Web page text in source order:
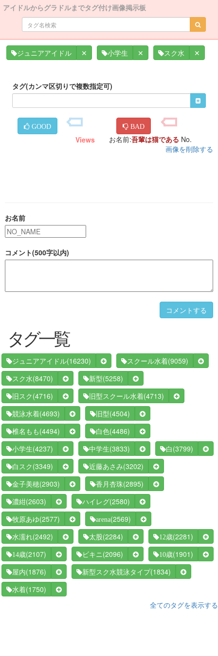
アイドルからグラドルまでタグ付け画像掲示板
ジュニアアイドル ✕ 小学生 ✕ スク水 ✕
タグ(カンマ区切りで複数指定可)
GOOD BAD
Views お名前:吾輩は猫である No.
画像を削除する
お名前
コメント(500字以内)
コメントする
タグ一覧
ジュニアアイドル(16230) スクール水着(9059)
スク水(8470) 新型(5258)
旧スク (4716) 旧型スクール水着(4713)
競泳水着(4693) 旧型(4504)
椎名もも (4494) 白色(4486)
小学生(4237) 中学生(3833) 白 (3799)
白スク (3349) 近藤あさみ(3202)
金子美穂(2903) 香月杏珠(2895)
濃紺(2603) ハイレグ(2580)
牧原あゆ(2577) arena(2569)
水濡れ(2492) 太股(2284) 12歳(2281)
14歳(2107) ビキニ (2096) 10歳(1901)
屋内(1876) 新型スク水競泳タイプ(1834)
水着(1750)
全てのタグを表示する